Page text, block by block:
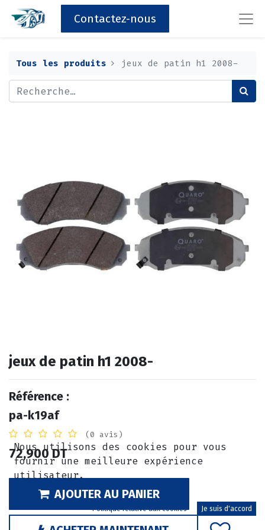
Contactez-nous
Tous les produits jeux de patin h1 2008-
jeux de patin h1 2008-
Référence :
pa-k19af
(0 avis)
72,900DT
AJOUTER AU PANIER
Nous utilisons des cookies pour vous
fournir une meilleure expérience
utilisateur.
Politique relative aux cookies Je suis d'accord